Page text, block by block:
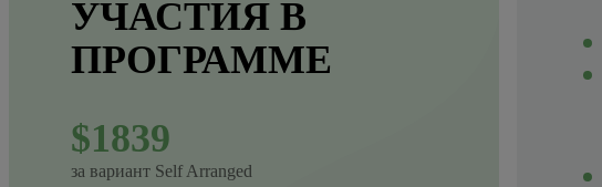
УЧАСТИЯ В
ПРОГРАММЕ
$1839
за вариант Self Arranged